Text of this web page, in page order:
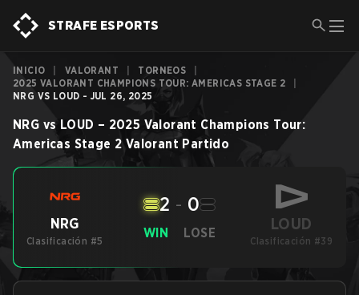
STRAFE ESPORTS
INICIO VALORANT TORNEOS
2025 VALORANT CHAMPIONS TOUR: AMERICAS STAGE 2
NRG VS LOUD - JUL 26, 2025
NRG vs LOUD – 2025 Valorant Champions Tour:
Americas Stage 2 Valorant Partido
NRG
Clasificación #5
WIN
2 - 0
LOSE LOUD
Clasificación #39